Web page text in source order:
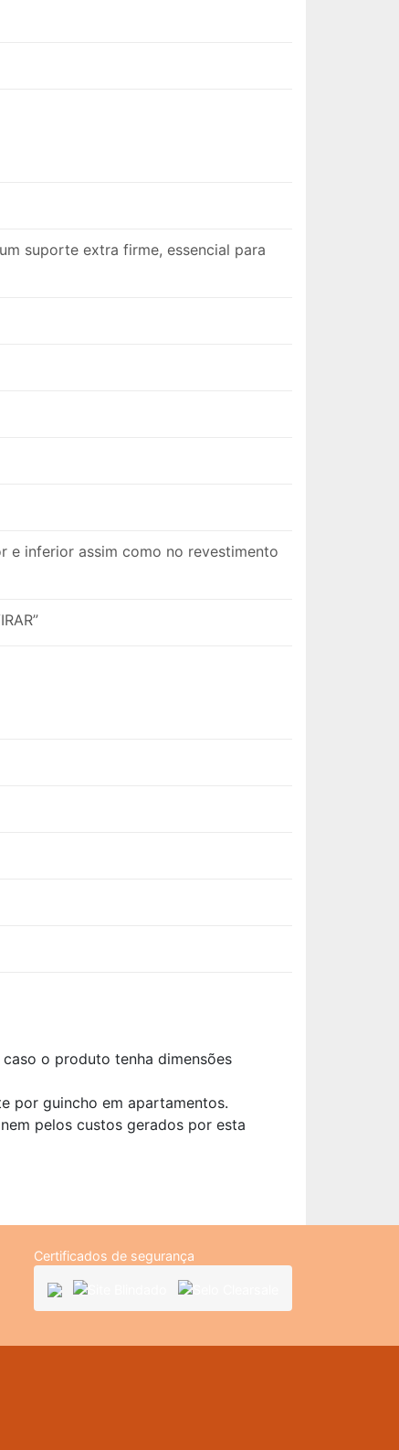
suporte extra firme, essencial para
e inferior assim como no revestimento
o produto tenha dimensões
por guincho em apartamentos.
pelos custos gerados por esta
Certificados de segurança